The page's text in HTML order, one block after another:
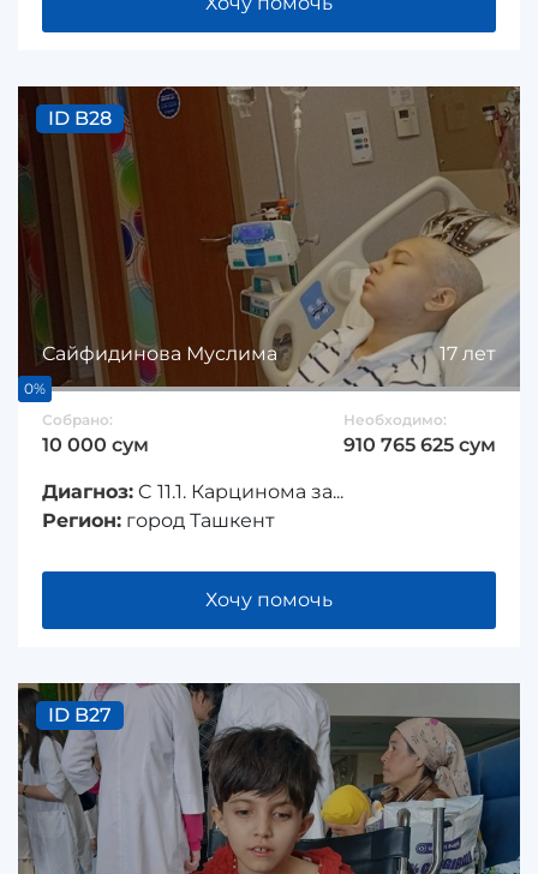
Сайфидинова Муслима 17 лет
ID B28
0%
Собрано:
10 000 сум
Необходимо:
910 765 625 сум
Диагноз: C 11.1. Карцинома за...
Регион: город Ташкент
Хочу помочь
ID B27